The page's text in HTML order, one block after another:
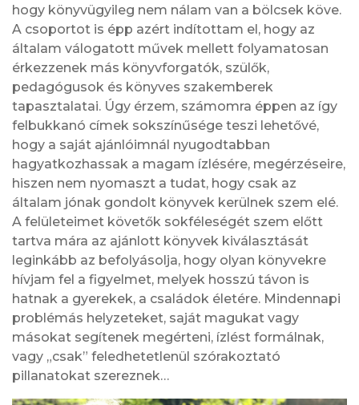
hogy könyvügyileg nem nálam van a bölcsek köve.
A csoportot is épp azért indítottam el, hogy az
általam válogatott művek mellett folyamatosan
érkezzenek más könyvforgatók, szülők,
pedagógusok és könyves szakemberek
tapasztalatai. Úgy érzem, számomra éppen az így
felbukkanó címek sokszínűsége teszi lehetővé,
hogy a saját ajánlóimnál nyugodtabban
hagyatkozhassak a magam ízlésére, megérzéseire,
hiszen nem nyomaszt a tudat, hogy csak az
általam jónak gondolt könyvek kerülnek szem elé.
A felületeimet követők sokféleségét szem előtt
tartva mára az ajánlott könyvek kiválasztását
leginkább az befolyásolja, hogy olyan könyvekre
hívjam fel a figyelmet, melyek hosszú távon is
hatnak a gyerekek, a családok életére. Mindennapi
problémás helyzeteket, saját magukat vagy
másokat segítenek megérteni, ízlést formálnak,
vagy „csak” feledhetetlenül szórakoztató
pillanatokat szereznek…